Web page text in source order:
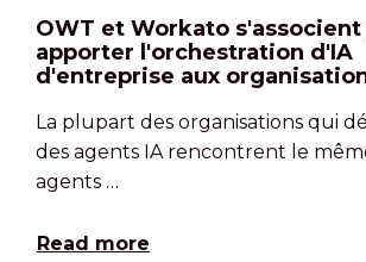
OWT et Workato s'associent
apporter l'orchestration d'IA
d'entreprise aux
La plupart des organisations qui
des agents IA rencontrent le
agents …
Read more